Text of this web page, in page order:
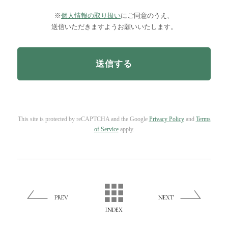
※個人情報の取り扱いにご同意のうえ、
送信いただきますようお願いいたします。
This site is protected by reCAPTCHA and the Google Privacy Policyand Terms
of Serviceapply.
PREV
INDEX
NEXT